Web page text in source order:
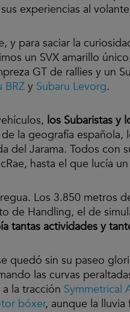
experiencias al
y para saciar la
un SVX amarillo
GT de rallies y un
BRZ y Subaru Levorg.
los Subaristas y
la geografía española,
del Jarama. Todos
hasta el que lucía
Los 3.850 metros
de Handling, el de
tantas actividades y
quedó sin su paseo
las curvas
la tracción Symmetrical
bóxer, aunque la lluvia